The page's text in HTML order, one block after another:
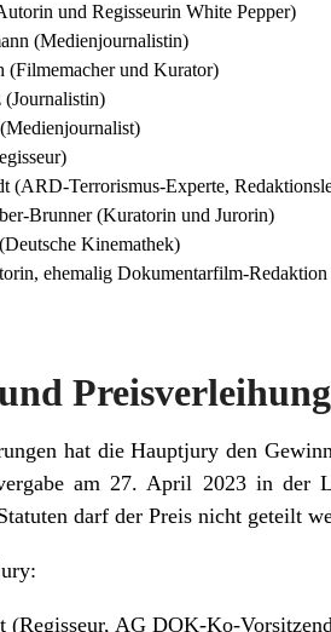
und Regisseurin White Pepper)
(Medienjournalistin)
(Filmemacher und Kurator)
(ARD-Terrorismus-Experte,
Brunner (Kuratorin und Jurorin)
Kinemathek)
ehemalig Dokumentarfilm-
Preisverleihung
hat die Hauptjury den
am 27. April 2023 in der
darf der Preis nicht geteilt
(Regisseur, AG DOK-Ko-